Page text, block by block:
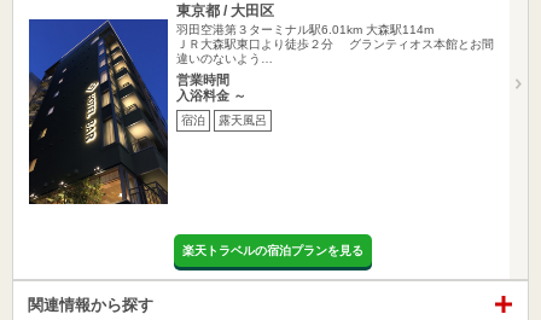
東京都 / 大田区
羽田空港第３ターミナル駅6.01km 大森駅114m
ＪＲ大森駅東口より徒歩２分 グランティオス本館とお間
違いのないよう…
営業時間
入浴料金 ～
宿泊 露天風呂
楽天トラベルの宿泊プランを見る
関連情報から探す